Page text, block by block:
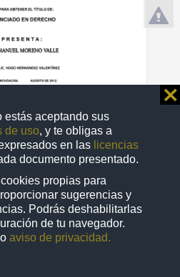
estás aceptando sus
de uso, y te obligas a
en las licencias
documento presentado.
propias para
sugerencias y
Podrás deshabilitarlas
de tu navegador.
aviso de privacidad.
⨯
Fiscal de la Federación para
de nombrar perito valuador